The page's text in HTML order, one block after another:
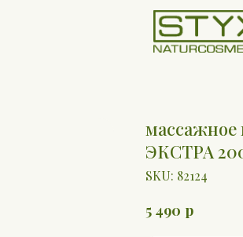
ЭКСТРА
SKU: 82124
5 490 р